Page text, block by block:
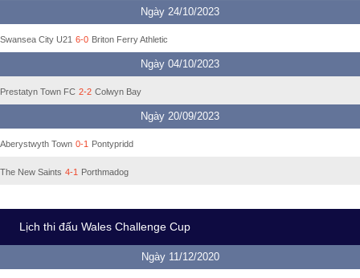
Ngày 24/10/2023
Swansea City U21 6-0 Briton Ferry Athletic
Ngày 04/10/2023
Prestatyn Town FC 2-2 Colwyn Bay
Ngày 20/09/2023
Aberystwyth Town 0-1 Pontypridd
The New Saints 4-1 Porthmadog
Lịch thi đấu Wales Challenge Cup
Ngày 11/12/2020